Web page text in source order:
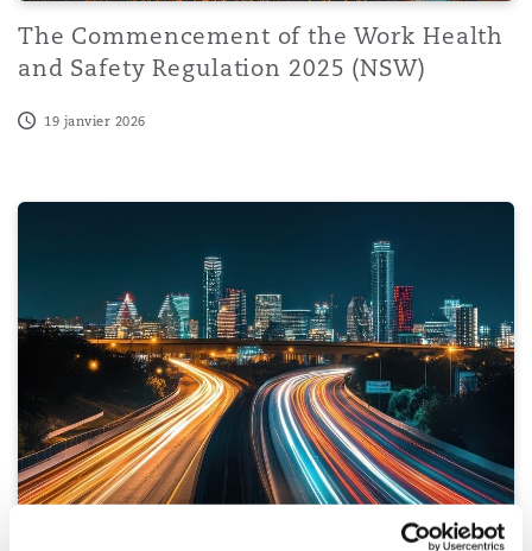
The Commencement of the Work Health
and Safety Regulation 2025 (NSW)
19 janvier 2026
Generative AI and Trial Advocacy: Back to Basics?